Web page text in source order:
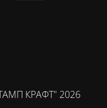
КРАФТ" 2026